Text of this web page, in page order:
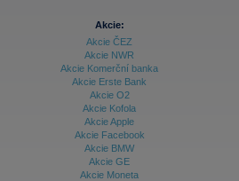
Akcie:
Akcie ČEZ
Akcie NWR
Akcie Komerční banka
Akcie Erste Bank
Akcie O2
Akcie Kofola
Akcie Apple
Akcie Facebook
Akcie BMW
Akcie GE
Akcie Moneta